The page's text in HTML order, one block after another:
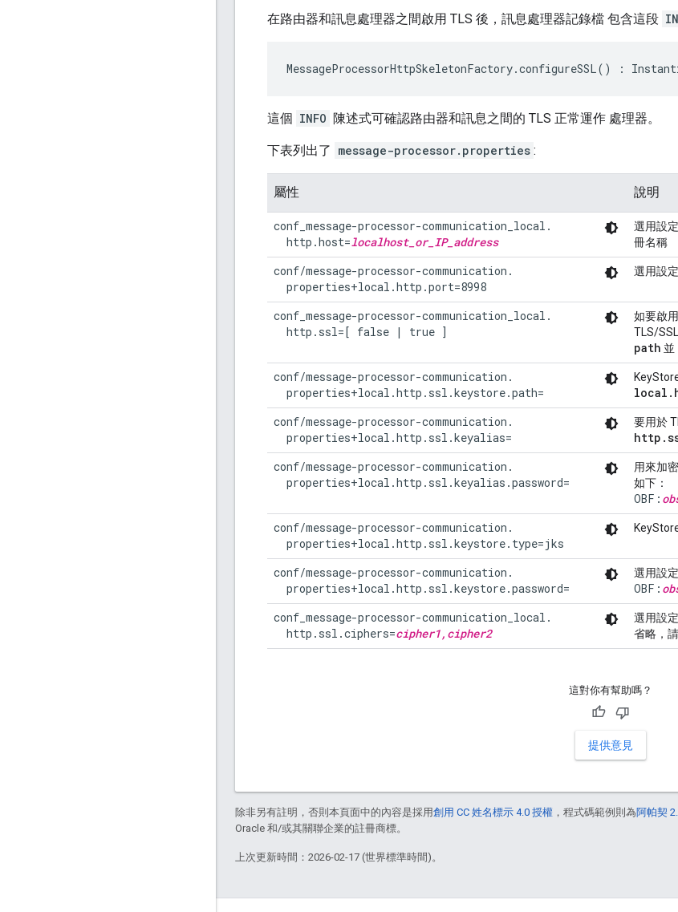
在路由器和訊息處理器之間啟用 TLS 後，訊息處理器記錄檔 包含這段
MessageProcessorHttpSkeletonFactory.configureSSL() :
這個 INFO 陳述式可確認路由器和訊息之間的 TLS 正常運作 處理器。
下表列出了 message-processor.properties :
屬性 說明
conf_message-processor-communication_local.
  http.host=
localhost_or_IP_address
選用設
冊名稱
conf/message-processor-communication.
  properties+local.http.port=8998
選用設
conf_message-processor-communication_local.
  http.ssl=[ false | true ]
如要啟
TLS/
path 並
conf/message-processor-communication.
  properties+local.http.ssl.keystore.path=
local .
conf/message-processor-communication.
  properties+local.http.ssl.keyalias=
要用於
http .
conf/message-processor-communication.
  properties+local.http.ssl.keyalias.password=
用來加
如下：
OBF:
conf/message-processor-communication.
  properties+local.http.ssl.keystore.type=jks
conf/message-processor-communication.
  properties+local.http.ssl.keystore.password=
選用設
OBF:
conf_message-processor-communication_local.
  http.ssl.ciphers=
cipher1,cipher2
選用設
省略，
這對你有幫助嗎？
提供意見
除非另有註明，否則本頁面中的內容是採用創用 CC 姓名標示 4.0 授權 ，程式碼範例則為阿帕契
Oracle 和/或其關聯企業的註冊商標。
上次更新時間：2026-02-17 (世界標準時間)。